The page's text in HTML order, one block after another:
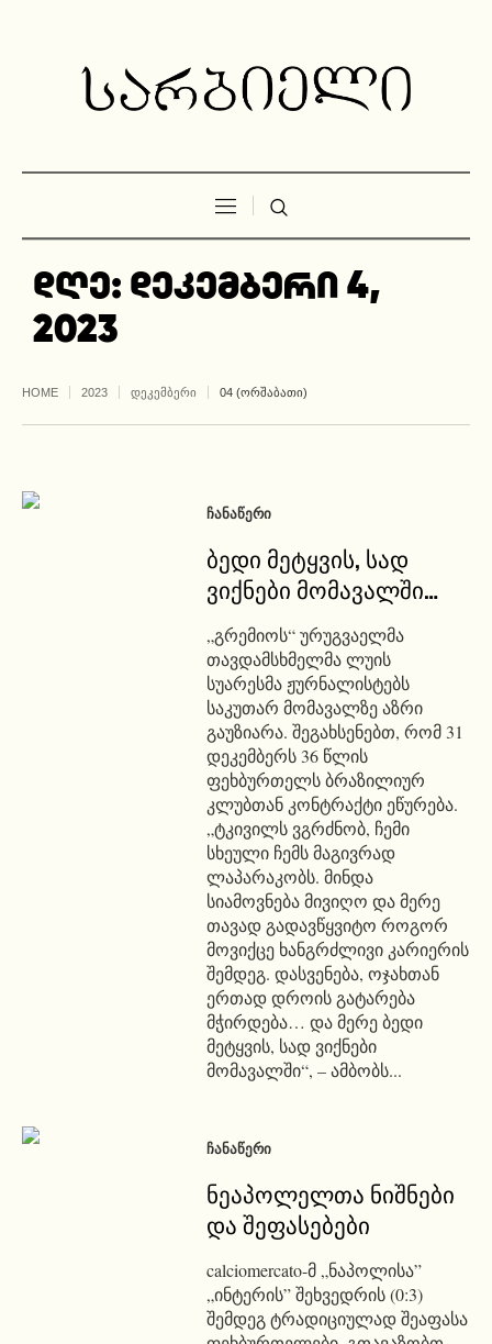
დღე: დეკემბერი 4,
2023
HOME 2023 ᲓᲔᲙᲔᲛᲑᲔᲠᲘ 04 (ᲝᲠᲨᲐᲑᲐᲗᲘ)
ᲩᲐᲜᲐᲬᲔᲠᲘ
ბედი მეტყვის, სად
ვიქნები მომავალში…
„გრემიოს“ ურუგვაელმა
თავდამსხმელმა ლუის
სუარესმა ჟურნალისტებს
საკუთარ მომავალზე აზრი
გაუზიარა. შეგახსენებთ, რომ 31
დეკემბერს 36 წლის
ფეხბურთელს ბრაზილიურ
კლუბთან კონტრაქტი ეწურება.
„ტკივილს ვგრძნობ, ჩემი
სხეული ჩემს მაგივრად
ლაპარაკობს. მინდა
სიამოვნება მივიღო და მერე
თავად გადავწყვიტო როგორ
მოვიქცე ხანგრძლივი კარიერის
შემდეგ. დასვენება, ოჯახთან
ერთად დროის გატარება
მჭირდება… და მერე ბედი
მეტყვის, სად ვიქნები
მომავალში“, – ამბობს...
ᲩᲐᲜᲐᲬᲔᲠᲘ
ნეაპოლელთა ნიშნები
და შეფასებები
calciomercato-მ „ნაპოლისა”
„ინტერის” შეხვედრის (0:3)
შემდეგ ტრადიციულად შეაფასა